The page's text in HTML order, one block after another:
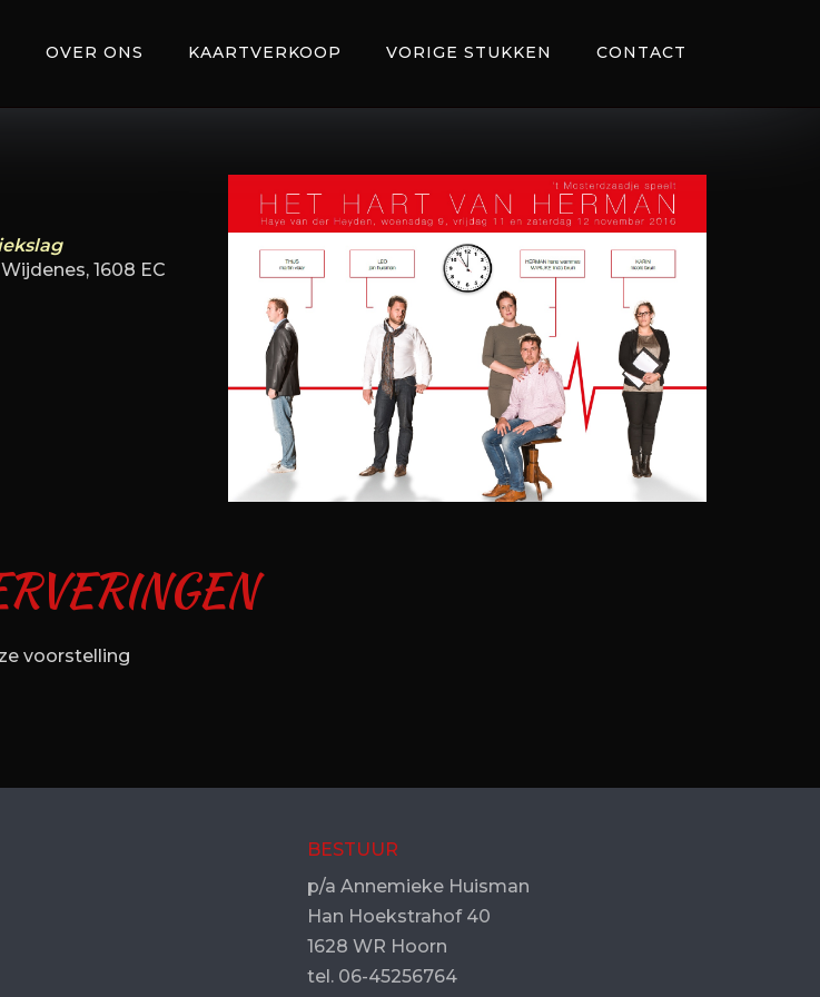
OVER ONS KAARTVERKOOP VORIGE STUKKEN CONTACT
Office 365 Outlook Live
1608 EC
voorstelling
BESTUUR
p/a Annemieke Huisman
Han Hoekstrahof 40
1628 WR Hoorn
tel. 06-45256764